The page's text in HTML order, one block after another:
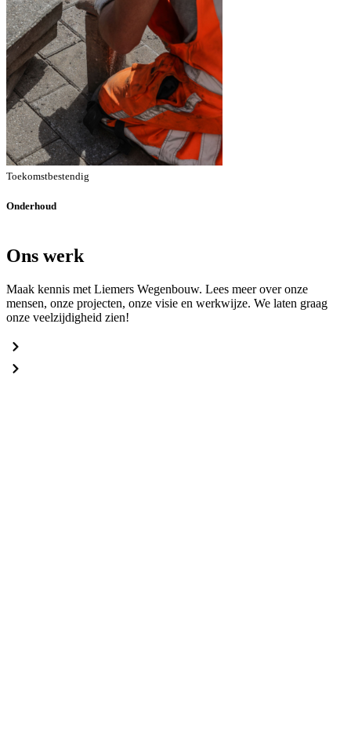
Toekomstbestendig
Onderhoud
Ons werk
Maak kennis met Liemers Wegenbouw. Lees meer over onze
mensen, onze projecten, onze visie en werkwijze. We laten graag
onze veelzijdigheid zien!